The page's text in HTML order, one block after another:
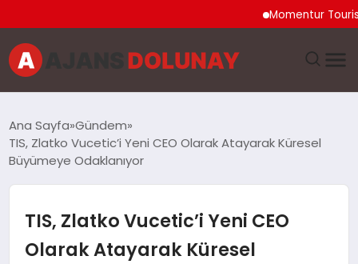
Momentur Tourism
EĞITIM
Ana Sayfa Gündem
TIS, Zlatko Vucetic’i Yeni CEO Olarak Atayarak Küresel
Büyümeye Odaklanıyor
TIS, Zlatko Vucetic’i Yeni CEO
Olarak Atayarak Küresel